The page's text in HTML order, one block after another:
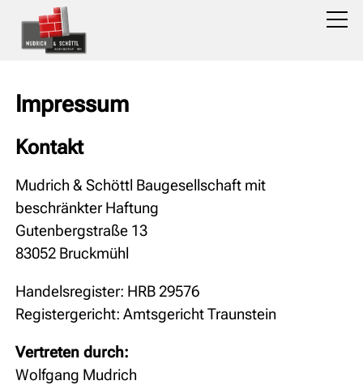
Impressum
Kontakt
Mudrich & Schöttl Baugesellschaft mit
beschränkter Haftung
Gutenbergstraße 13
83052 Bruckmühl
Handelsregister: HRB 29576
Registergericht: Amtsgericht Traunstein
Vertreten durch:
Wolfgang Mudrich